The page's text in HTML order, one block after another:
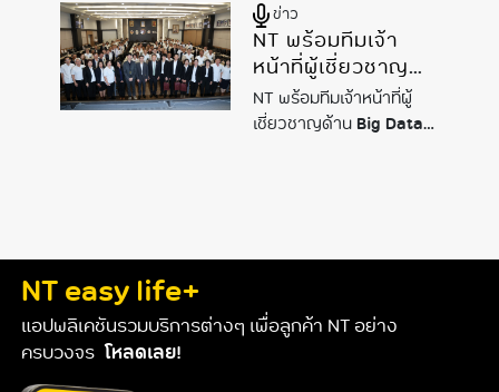
แพลตฟอร์ม
ใช้งานง่าย
ตอบโจทย์
ธุรกิจทุก
ระดับ
งานง่ายตอบ
โจทย์ธุรกิจทุก
ระดับ
ข่าว
NT พร้อมทีมเจ้า
หน้าที่ผู้เชี่ยวชาญ
ด้าน Big Data และ
AI จัดการ
ศักยภาพองค์กรสู่
NT พร้อมทีมเจ้าหน้าที่ผู้
เชี่ยวชาญด้าน Big Data
NT easy life+
แอปพลิเคชันรวมบริการต่างๆ เพื่อลูกค้า NT อย่าง
ครบวงจร โหลดเลย!